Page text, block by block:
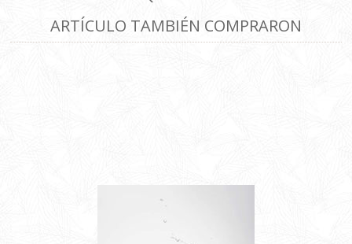
ARTÍCULO TAMBIÉN COMPRARON